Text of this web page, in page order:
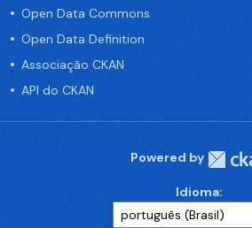
Open Data Commons
Open Data Definition
Associação CKAN
API do CKAN
Powered by
Idioma